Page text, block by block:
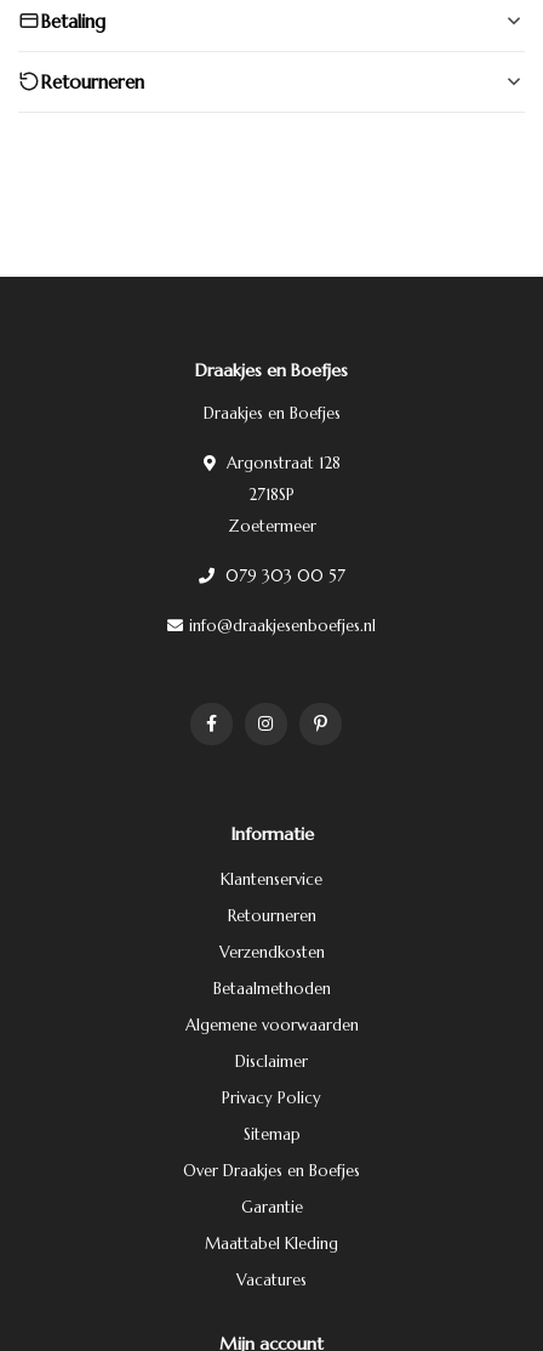
Betaling
Retourneren
Draakjes en Boefjes
Draakjes en Boefjes
Argonstraat 128
2718SP
Zoetermeer
079 303 00 57
info@draakjesenboefjes.nl
Informatie
Klantenservice
Retourneren
Verzendkosten
Betaalmethoden
Algemene voorwaarden
Disclaimer
Privacy Policy
Sitemap
Over Draakjes en Boefjes
Garantie
Maattabel Kleding
Vacatures
Mijn account